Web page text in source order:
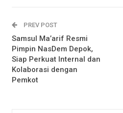
PREV POST
Samsul Ma’arif Resmi
Pimpin NasDem Depok,
Siap Perkuat Internal dan
Kolaborasi dengan
Pemkot